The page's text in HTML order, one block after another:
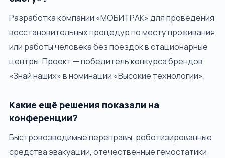
Разработка компании «МОБИТРАК» для проведения
восстановительных процедур по месту проживания
или работы человека без поездок в стационарные
центры. Проект — победитель конкурса брендов
«Знай наших» в номинации «Высокие технологии».
Какие ещё решения показали на
конференции?
Быстровозводимые переправы, роботизированные
средства эвакуации, отечественные гемостатики